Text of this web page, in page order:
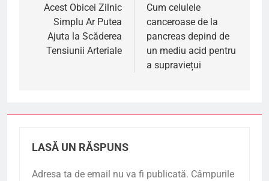
articole
Acest Obicei Zilnic
Simplu Ar Putea
Ajuta la Scăderea
Tensiunii Arteriale
Cum celulele
canceroase de la
pancreas depind de
un mediu acid pentru
a supraviețui
LASĂ UN RĂSPUNS
Adresa ta de email nu va fi publicată. Câmpurile